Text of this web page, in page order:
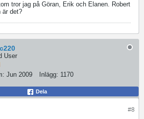
tror jag på Göran, Erik och Elanen. Robert
är det?
User
Jun 2009 Inlägg: 1170
Dela
#8